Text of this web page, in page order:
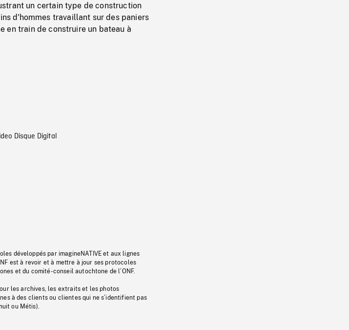
un certain type de construction
d'hommes travaillant sur des paniers
en train de construire un bateau à
Disque Digital
développés par imagineNATIVE et aux lignes
est à revoir et à mettre à jour ses protocoles
et du comité-conseil autochtone de l’ONF.
les archives, les extraits et les photos
à des clients ou clientes qui ne s’identifient pas
ou Métis).